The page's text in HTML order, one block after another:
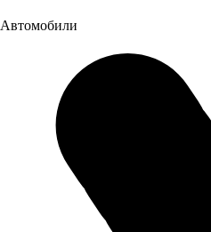
Автомобили